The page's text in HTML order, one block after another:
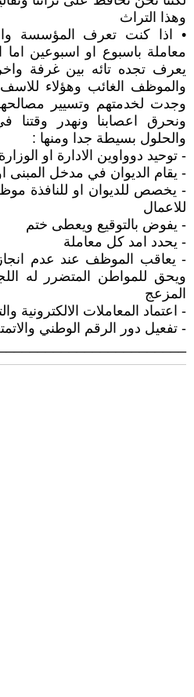
وهذا التراث
• اذا كنت تعرف المؤسسة
معاملة باسبوع او اسبوعين اما
يعرف تجده تائه بين غرفة
والموظف الغائب وهؤلاء للاسف
وجدت لخدمتهم وتسيير
ونحرق اعصابنا ونهدر
والحلول بسيطة جدا ومنها :
- توحيد دوواوين الادارة او
- يقام الديوان في مدخل المبنى
- يخصص للديوان او للنافذة
للاعمال
- يفوض بالتوقيع ويعطى ختم
- يحدد امد كل معاملة
- يعاقب الموظف عند عدم
ويحق للمواطن المتضرر له
المزعج
- اعتماد المعاملات الالكترونية
- تفعيل دور الرقم الوطني